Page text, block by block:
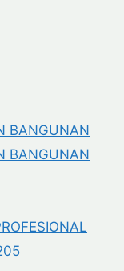
BANGUNAN
BANGUNAN